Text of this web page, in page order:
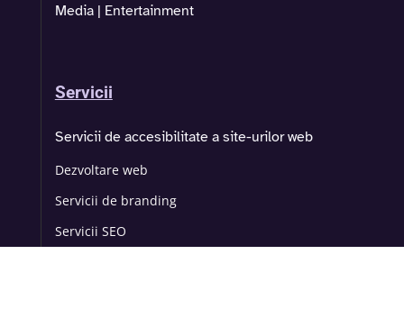
Media | Entertainment
Servicii
Servicii de accesibilitate a site-urilor web
Dezvoltare web
Servicii de branding
Servicii SEO